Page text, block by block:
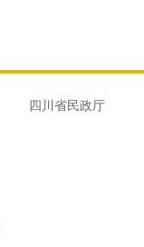
四川省民政厅